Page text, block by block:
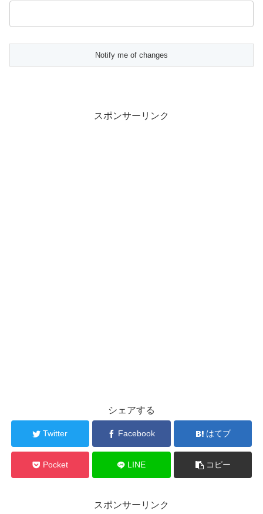
スポンサーリンク
シェアする
Twitter Facebook はてブ
Pocket LINE コピー
スポンサーリンク